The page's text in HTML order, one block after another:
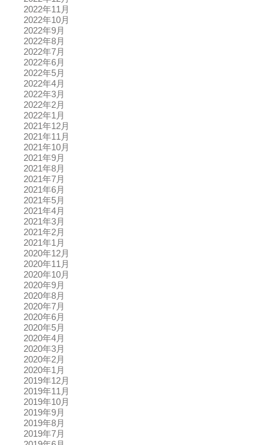
2022年11月
2022年10月
2022年9月
2022年8月
2022年7月
2022年6月
2022年5月
2022年4月
2022年3月
2022年2月
2022年1月
2021年12月
2021年11月
2021年10月
2021年9月
2021年8月
2021年7月
2021年6月
2021年5月
2021年4月
2021年3月
2021年2月
2021年1月
2020年12月
2020年11月
2020年10月
2020年9月
2020年8月
2020年7月
2020年6月
2020年5月
2020年4月
2020年3月
2020年2月
2020年1月
2019年12月
2019年11月
2019年10月
2019年9月
2019年8月
2019年7月